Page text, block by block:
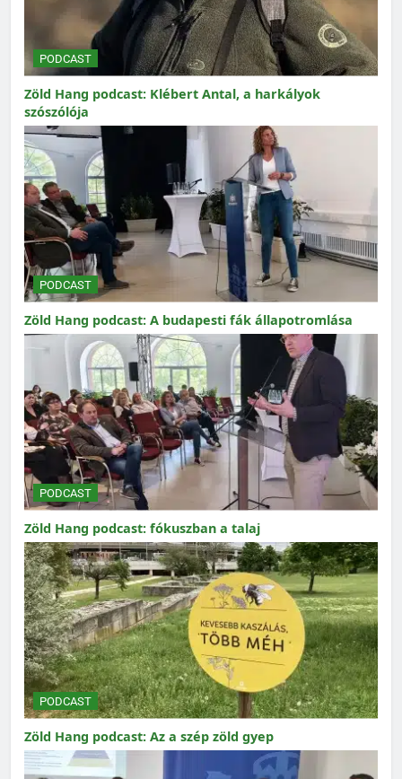
PODCAST
Zöld Hang podcast: Klébert Antal, a harkályok
szószólója
PODCAST
Zöld Hang podcast: A budapesti fák állapotromlása
PODCAST
Zöld Hang podcast: fókuszban a talaj
PODCAST
Zöld Hang podcast: Az a szép zöld gyep